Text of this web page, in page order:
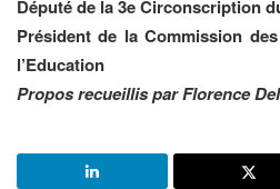
Député de la 3e Circonscription
Président de la Commission
l’Education
Propos recueillis par Florence